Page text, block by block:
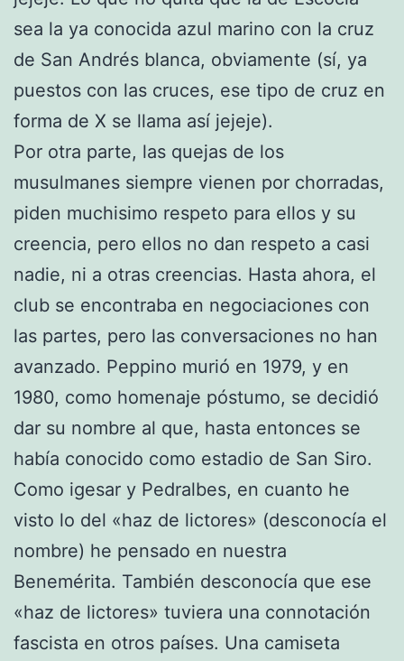
sea la ya conocida azul marino con la cruz
de San Andrés blanca, obviamente (sí, ya
puestos con las cruces, ese tipo de cruz en
forma de X se llama así jejeje).
Por otra parte, las quejas de los
musulmanes siempre vienen por chorradas,
piden muchisimo respeto para ellos y su
creencia, pero ellos no dan respeto a casi
nadie, ni a otras creencias. Hasta ahora, el
club se encontraba en negociaciones con
las partes, pero las conversaciones no han
avanzado. Peppino murió en 1979, y en
1980, como homenaje póstumo, se decidió
dar su nombre al que, hasta entonces se
había conocido como estadio de San Siro.
Como igesar y Pedralbes, en cuanto he
visto lo del «haz de lictores» (desconocía el
nombre) he pensado en nuestra
Benemérita. También desconocía que ese
«haz de lictores» tuviera una connotación
fascista en otros países. Una camiseta